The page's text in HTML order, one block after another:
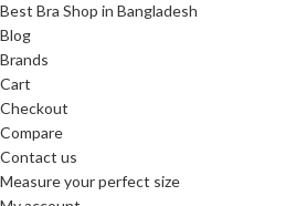
Best Bra Shop in Bangladesh
Blog
Brands
Cart
Checkout
Compare
Contact us
Measure your perfect size